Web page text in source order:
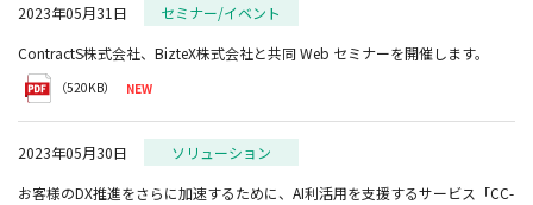
2023年05月31日
セミナー/イベント
ContractS株式会社、BizteX株式会社と共同 Web セミナーを開催します。
（520KB）
2023年05月30日
ソリューション
お客様のDX推進をさらに加速するために、AI利活用を支援するサービス「CC-